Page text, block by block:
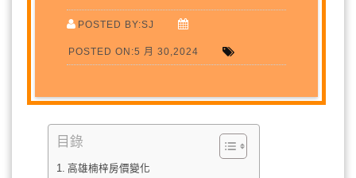
POSTED BY:SJ
POSTED ON:5 月 30,2024
目錄
高雄楠梓房價變化